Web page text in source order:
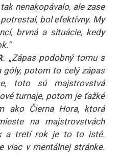
nenakopávalo, ale zase
bol efektívny. My
brvná a situácie, kedy
: „Zápas podobný tomu s
góly, potom to celý zápas
toto sú majstrovstvá
turnaje, potom je ťažké
ako Čierna Hora, ktorá
na majstrovstvách
a tretí rok je to to isté.
viac v mentálnej stránke.